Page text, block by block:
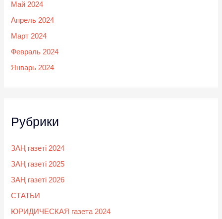
Май 2024
Апрель 2024
Март 2024
Февраль 2024
Январь 2024
Рубрики
ЗАҢ газеті 2024
ЗАҢ газеті 2025
ЗАҢ газеті 2026
СТАТЬИ
ЮРИДИЧЕСКАЯ газета 2024